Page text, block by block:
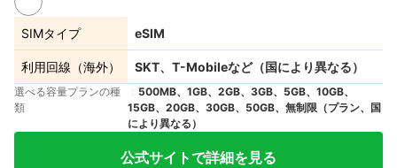
SIMタイプ eSIM
利用回線（海外） SKT、T-Mobileなど（国により異なる）
選べる容量プランの種
類
500MB、1GB、2GB、3GB、5GB、10GB、
15GB、20GB、30GB、50GB、無制限（プラン、国
により異なる）
公式サイトで詳細を見る